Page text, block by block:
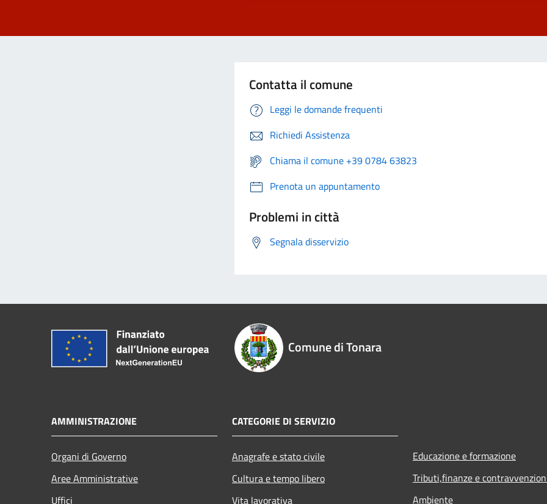
Contatta il comune
Leggi le domande frequenti
Richiedi Assistenza
Chiama il comune +39 0784 63823
Prenota un appuntamento
Problemi in città
Segnala disservizio
Comune di Tonara
AMMINISTRAZIONE
Organi di Governo
Aree Amministrative
Uffici
CATEGORIE DI SERVIZIO
Anagrafe e stato civile
Cultura e tempo libero
Vita lavorativa
Educazione e formazione
Tributi,finanze e
Ambiente